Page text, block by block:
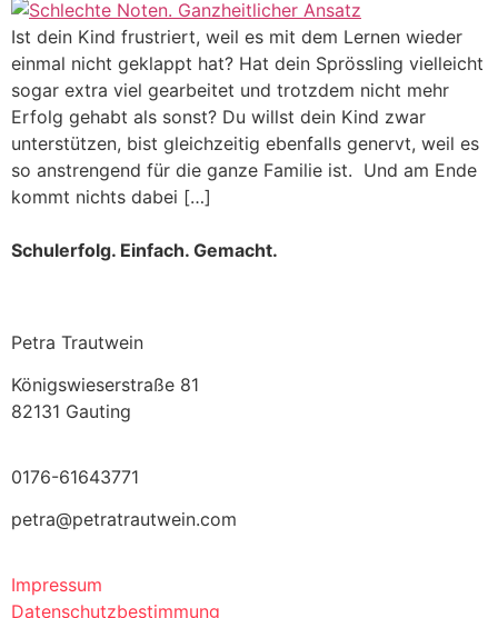
Ist dein Kind frustriert, weil es mit dem Lernen wieder
einmal nicht geklappt hat? Hat dein Sprössling vielleicht
sogar extra viel gearbeitet und trotzdem nicht mehr
Erfolg gehabt als sonst? Du willst dein Kind zwar
unterstützen, bist gleichzeitig ebenfalls genervt, weil es
so anstrengend für die ganze Familie ist. Und am Ende
kommt nichts dabei […]
Schulerfolg. Einfach. Gemacht.
Petra Trautwein
Königswieserstraße 81
82131 Gauting
0176-61643771
petra@petratrautwein.com
Impressum
Datenschutzbestimmung